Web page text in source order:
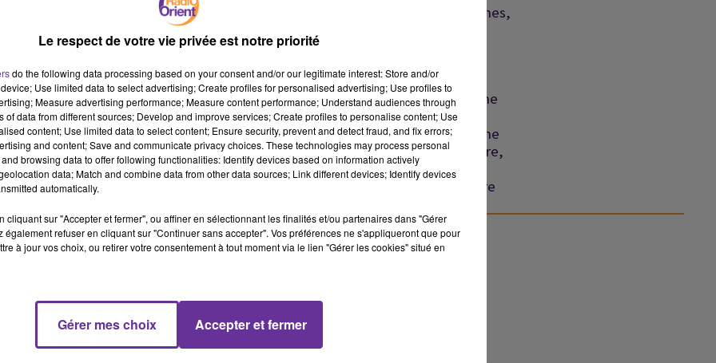
par téléphone par l'AFP. "Nous voulons juste qu'on nous dise
personnes, des civils essentiellement, seraient piégées dans
partie d'entre elles sont des déplacés du bastion rebelle de
La vie devait pourtant s'améliorer à Madaya car un accord
l'aide et l'évacuation des civils et des blessés. Cet accord
assiégés par les rebelles. Mais Madaya n'a reçu qu'une seule
selon des habitants, des activistes et des agences humanitaires
de choses arrivent, les aliments sont extrêmement chers",
100 dollars, un kilo de riz 150 dollars", selon lui. C'est pour
du riz - Selon l'Observatoire syrien des droits de l'Homme
de médicaments et de nourriture. Treize autres ont été tuées
par des franc-tireurs en tentant de quitter la localité pour trouver
progouvernementales ont continué à poser des mines
conclu en septembre. "De nombreux habitants se nourrissent
aux points de contrôle gouvernementaux pour obtenir de la
"Un habitant a même dû mettre sa voiture en vente pour le prix de
est mort à cause de la pénurie de nourriture". Selon l'OSDH,
de 300 enfants de malnutrition ou d'autres problèmes de
à Madaya, résume Pawel Krzysiek, porte-parole du Comité
israéliennes,
Liban : une
frappe
israélienne
meurtrière,
la crise
migratoire
Le respect de votre vie privée est notre priorité
do the following data processing based on your consent and/or our legitimate interest: Store and/or
Use limited data to select advertising; Create profiles for personalised advertising; Use profiles to
Measure advertising performance; Measure content performance; Understand audiences through
of data from different sources; Develop and improve services; Create profiles to personalise content; Use
content; Use limited data to select content; Ensure security, prevent and detect fraud, and fix errors;
and content; Save and communicate privacy choices. These technologies may process personal
browsing data to offer following functionalities: Identify devices based on information actively
data; Match and combine data from other data sources; Link different devices; Identify devices
automatically.
cliquant sur "Accepter et fermer", ou affiner en sélectionnant les finalités et/ou partenaires dans "Gérer
également refuser en cliquant sur "Continuer sans accepter". Vos préférences ne s'appliqueront que pour
à jour vos choix, ou retirer votre consentement à tout moment via le lien "Gérer les cookies" situé en
Gérer mes choix Accepter et fermer